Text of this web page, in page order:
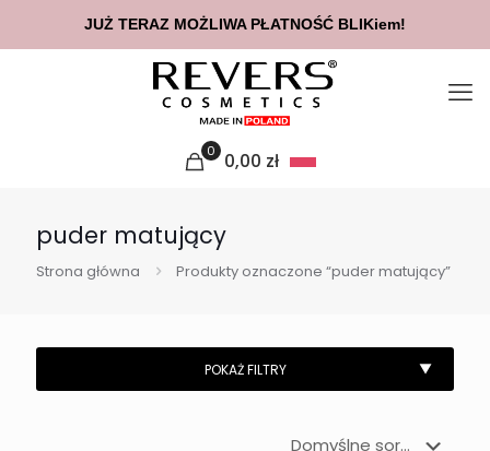
0 0,00 zł
puder matujący
Strona główna Produkty oznaczone “puder matujący”
JUŻ TERAZ MOŻLIWA PŁATNOŚĆ BLIKiem!